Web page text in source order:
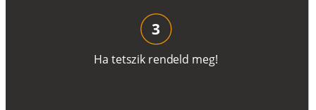
Ha tetszik rendeld meg!
3